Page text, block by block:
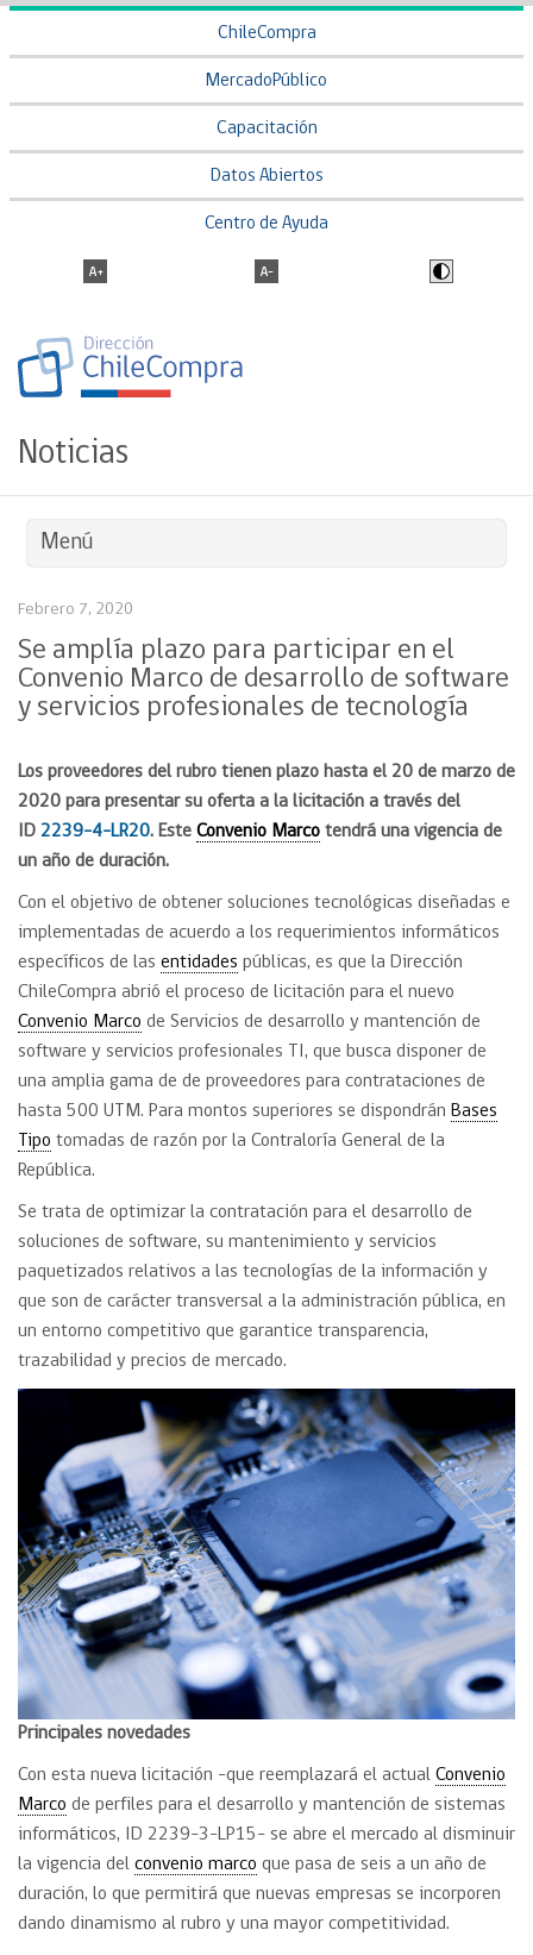
ChileCompra
MercadoPúblico
Capacitación
Datos Abiertos
Centro de Ayuda
Noticias
Menú
Febrero 7, 2020
Se amplía plazo para participar en el
Convenio Marco de desarrollo de software
y servicios profesionales de tecnología
Los proveedores del rubro tienen plazo hasta el 20 de marzo de
2020 para presentar su oferta a la licitación a través del
ID 2239-4-LR20. Este Convenio Marco tendrá una vigencia de
un año de duración.
Con el objetivo de obtener soluciones tecnológicas diseñadas e
implementadas de acuerdo a los requerimientos informáticos
específicos de las entidades públicas, es que la Dirección
ChileCompra abrió el proceso de licitación para el nuevo
Convenio Marco de Servicios de desarrollo y mantención de
software y servicios profesionales TI, que busca disponer de
una amplia gama de de proveedores para contrataciones de
hasta 500 UTM. Para montos superiores se dispondrán Bases
Tipo tomadas de razón por la Contraloría General de la
República.
Se trata de optimizar la contratación para el desarrollo de
soluciones de software, su mantenimiento y servicios
paquetizados relativos a las tecnologías de la información y
que son de carácter transversal a la administración pública, en
un entorno competitivo que garantice transparencia,
trazabilidad y precios de mercado.
Principales novedades
Con esta nueva licitación -que reemplazará el actual Convenio
Marco de perfiles para el desarrollo y mantención de sistemas
informáticos, ID 2239-3-LP15- se abre el mercado al disminuir
la vigencia del convenio marco que pasa de seis a un año de
duración, lo que permitirá que nuevas empresas se incorporen
dando dinamismo al rubro y una mayor competitividad.